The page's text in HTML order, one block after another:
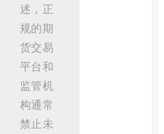
述，正
规的期
货交易
平台和
监管机
构通常
禁止未